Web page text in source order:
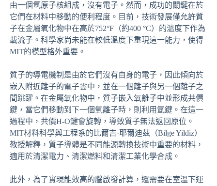
由一個氫原子核組成，沒有電子。然而，成功的關鍵在於
它們在材料中移動的便利程度。目前，技術發展僅允許質
子在金屬氧化物中在高於752°F（約400 °C）的溫度下作為
載流子。科學家尚未能在較低溫度下重現這一能力，使得
MIT的模型格外重要。
質子的導電機制是由於它們沒有自身的電子，因此傾向於
嵌入附近離子的電子雲中，並在一個離子與另一個離子之
間跳躍。在金屬氧化物中，質子嵌入氧離子中並形成共價
鍵，當它們移動到下一個氧離子時，則利用氫鍵。在這一
過程中，共價H-O鍵會旋轉，導致質子無法返回原位。
MIT材料科學與工程系的比爾吉·耶爾迪茲（Bilge Yildiz）
教授解釋，質子導體是不同能源轉換技術中重要的材料，
適用於清潔電力、清潔燃料和清潔工業化學合成。
此外，為了實現能效高的腦啟發計算，還需要在室溫下運